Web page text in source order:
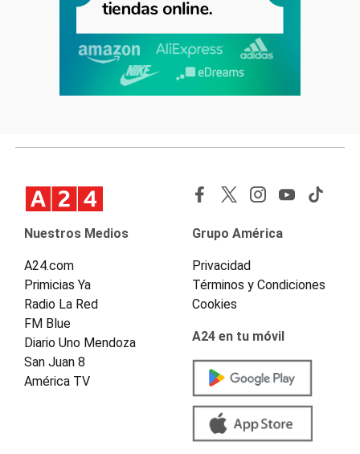
Nuestros Medios
A24.com
Primicias Ya
Radio La Red
FM Blue
Diario Uno Mendoza
San Juan 8
América TV
Grupo América
Privacidad
Términos y Condiciones
Cookies
A24 en tu móvil